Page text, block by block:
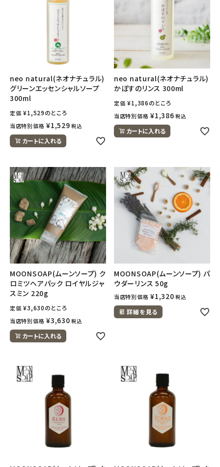
neo natural(ネオナチュラル)
グリーンエッセンシャルソープ
300ml
定価 ¥1,529のところ
当店特別価格 ¥1,529 税込
カートに入れる
neo natural(ネオナチュラル)
かぼすのリンス 300ml
定価 ¥1,386のところ
当店特別価格 ¥1,386 税込
カートに入れる
MOONSOAP(ムーンソープ) ク
ロミツヘアパック ロイヤルジャ
スミン 220g
定価 ¥3,630のところ
当店特別価格 ¥3,630 税込
カートに入れる
MOONSOAP(ムーンソープ) パ
ウダーリンス 50g
当店特別価格 ¥1,320 税込
詳細を見る